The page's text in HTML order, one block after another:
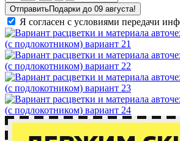
Отправить
Я согласен с условиями передачи